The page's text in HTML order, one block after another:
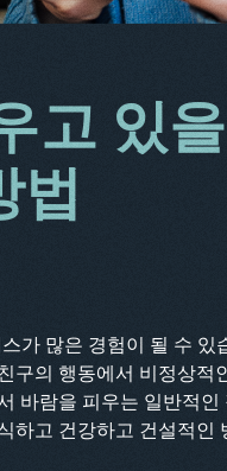
고 있
법
가 많은 경험이 될 수 있
구의 행동에서 비정상적
바람을 피우는 일반적
하고 건강하고 건설적